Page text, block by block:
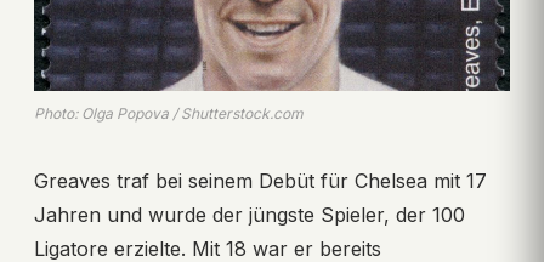
Photo: Olga Popova / Shutterstock.com
Greaves traf bei seinem Debüt für Chelsea mit 17
Jahren und wurde der jüngste Spieler, der 100
Ligatore erzielte. Mit 18 war er bereits